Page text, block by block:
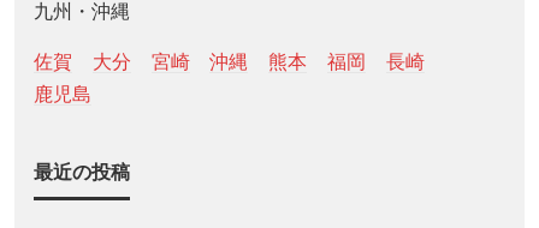
九州・沖縄
佐賀 大分 宮崎 沖縄 熊本 福岡
長崎
鹿児島
最近の投稿